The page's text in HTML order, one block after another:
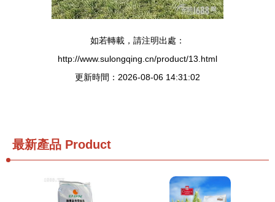
如若轉載，請注明出處：
http://www.sulongqing.cn/product/13.html
更新時間：2026-08-06 14:31:02
最新產品 Product